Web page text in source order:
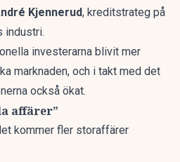
Kjennerud, kreditstrateg på
industri.
investerarna blivit mer
marknaden, och i takt med det
också ökat.
affärer”
kommer fler storaffärer